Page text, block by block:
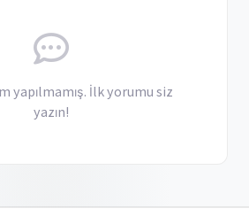
yapılmamış. İlk yorumu siz
yazın!